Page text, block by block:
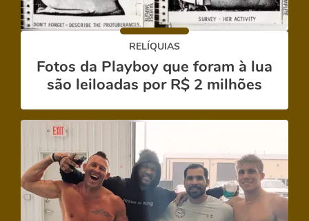
RELÍQUIAS
Fotos da Playboy que foram à lua
são leiloadas por R$ 2 milhões